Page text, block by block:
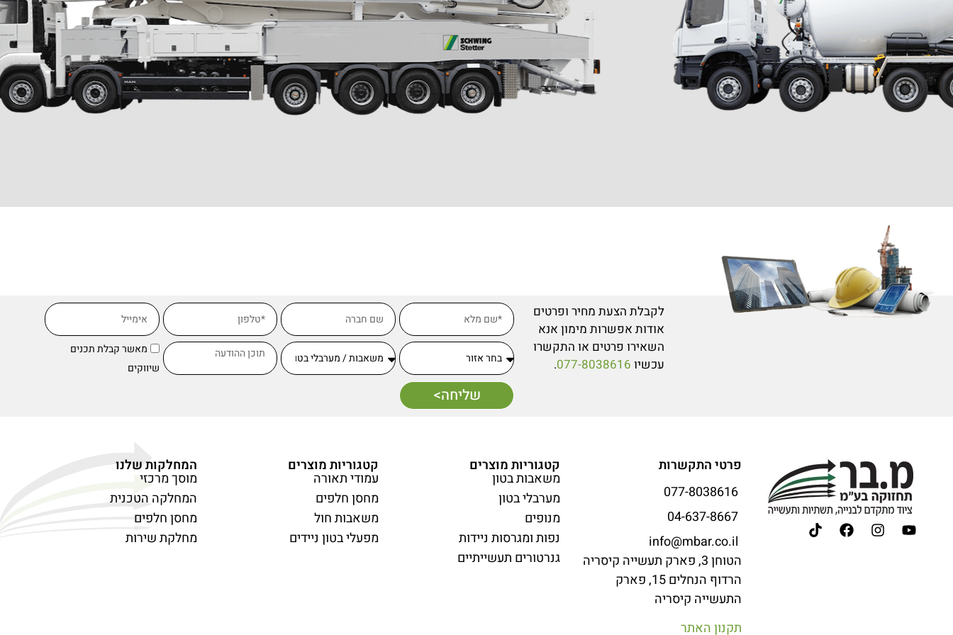
לקבלת הצעת מחיר ופרטים
אודות אפשרות מימון אנא
השאירו פרטים או התקשרו
עכשיו 077-8038616
.
מאשר קבלת תכנים
שיווקים
שליחה>
פרטי התקשרות
077-8038616
04-637-8667
info@mbar.co.il
הטוחן 3, פארק תעשייה קיסריה
הרדוף הנחלים 15, פארק
התעשייה קיסריה
תקנון האתר
קטגוריות מוצרים
משאבות בטון
מערבלי בטון
מנופים
נפות ומגרסות ניידות
גנרטורים תעשייתיים
קטגוריות מוצרים
עמודי תאורה
מחסן חלפים
משאבות חול
מפעלי בטון ניידים
המחלקות שלנו
מוסך מרכזי
המחלקה הטכנית
מחסן חלפים
מחלקת שירות